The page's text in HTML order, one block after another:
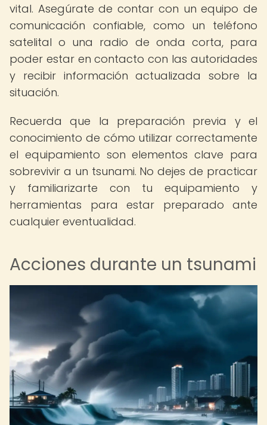
vital. Asegúrate de contar con un equipo de
comunicación confiable, como un teléfono
satelital o una radio de onda corta, para
poder estar en contacto con las autoridades
y recibir información actualizada sobre la
situación.
Recuerda que la preparación previa y el
conocimiento de cómo utilizar correctamente
el equipamiento son elementos clave para
sobrevivir a un tsunami. No dejes de practicar
y familiarizarte con tu equipamiento y
herramientas para estar preparado ante
cualquier eventualidad.
Acciones durante un tsunami